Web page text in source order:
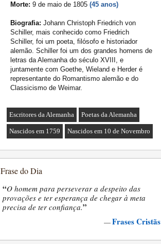
Morte: 9 de maio de 1805 (45 anos)
Biografia: Johann Christoph Friedrich von
Schiller, mais conhecido como Friedrich
Schiller, foi um poeta, filósofo e historiador
alemão. Schiller foi um dos grandes homens de
letras da Alemanha do século XVIII, e
juntamente com Goethe, Wieland e Herder é
representante do Romantismo alemão e do
Classicismo de Weimar.
Escritores da Alemanha Poetas da Alemanha
Nascidos em 1759 Nascidos em 10 de Novembro
Frase do Dia
“O homem para perseverar a despeito das
provações e ter esperança de chegar à meta
precisa de ter confiança.”
—Frases Cristãs